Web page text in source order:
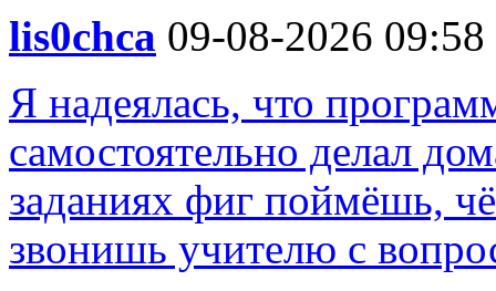
lis0chca 09-08-2026 09:58
Я надеялась, что
самостоятельно делал
заданиях фиг поймёшь, чё
звонишь учителю с